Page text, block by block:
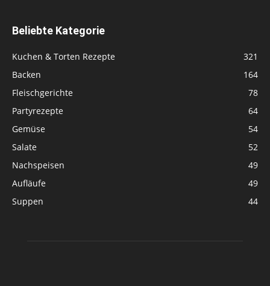
Beliebte Kategorie
Kuchen & Torten Rezepte
321
Backen
164
Fleischgerichte
78
Partyrezepte
64
Gemüse
54
Salate
52
Nachspeisen
49
Aufläufe
49
Suppen
44